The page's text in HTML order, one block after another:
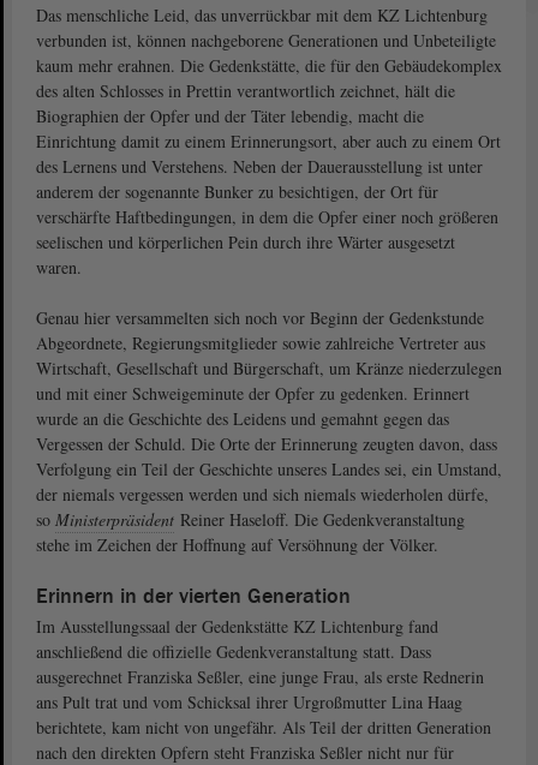
Das menschliche Leid, das unverrückbar mit dem KZ Lichtenburg
verbunden ist, können nachgeborene Generationen und Unbeteiligte
kaum mehr erahnen. Die Gedenkstätte, die für den Gebäudekomplex
des alten Schlosses in Prettin verantwortlich zeichnet, hält die
Biographien der Opfer und der Täter lebendig, macht die
Einrichtung damit zu einem Erinnerungsort, aber auch zu einem Ort
des Lernens und Verstehens. Neben der Dauerausstellung ist unter
anderem der sogenannte Bunker zu besichtigen, der Ort für
verschärfte Haftbedingungen, in dem die Opfer einer noch größeren
seelischen und körperlichen Pein durch ihre Wärter ausgesetzt
waren.
Genau hier versammelten sich noch vor Beginn der Gedenkstunde
Abgeordnete, Regierungsmitglieder sowie zahlreiche Vertreter aus
Wirtschaft, Gesellschaft und Bürgerschaft, um Kränze niederzulegen
und mit einer Schweigeminute der Opfer zu gedenken. Erinnert
wurde an die Geschichte des Leidens und gemahnt gegen das
Vergessen der Schuld. Die Orte der Erinnerung zeugten davon, dass
Verfolgung ein Teil der Geschichte unseres Landes sei, ein Umstand,
der niemals vergessen werden und sich niemals wiederholen dürfe,
so Ministerpräsident Reiner Haseloff. Die Gedenkveranstaltung
stehe im Zeichen der Hoffnung auf Versöhnung der Völker.
Erinnern in der vierten Generation
Im Ausstellungssaal der Gedenkstätte KZ Lichtenburg fand
anschließend die offizielle Gedenkveranstaltung statt. Dass
ausgerechnet Franziska Seßler, eine junge Frau, als erste Rednerin
ans Pult trat und vom Schicksal ihrer Urgroßmutter Lina Haag
berichtete, kam nicht von ungefähr. Als Teil der dritten Generation
nach den direkten Opfern steht Franziska Seßler nicht nur für